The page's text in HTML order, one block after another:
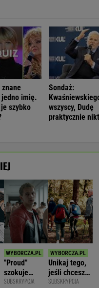
znane
imię.
szybko
Sondaż:
wszyscy, Dudę
praktycznie nikt
"Proud"
szokuje
odważnymi
SUBSKRYPCJA
Unikaj tego,
jeśli chcesz
znacznie
SUBSKRYPCJA